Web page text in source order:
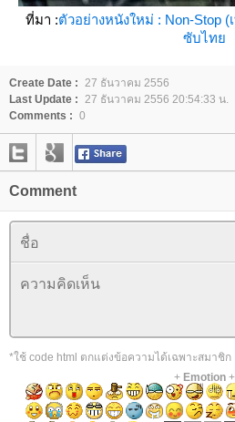
ที่มา :ตัวอย่างหนังใหม่ : Non-Stop
ซับไท
Create Date : 27 ธันวาคม 2556
Last Update : 27 ธันวาคม 2556 20:54:33 น.
Comments : 0
Comment
*ใช้ code html ตกแต่งข้อความได้เฉพาะสมาชิก
+ Emotion+